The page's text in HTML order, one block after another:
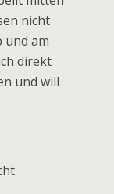
(2h),
helfen
und mit
hat